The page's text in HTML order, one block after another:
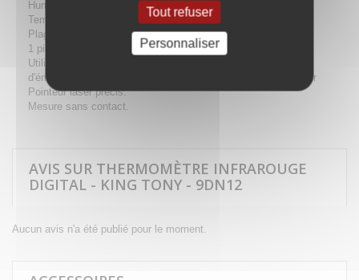
Tout refuser
Personnaliser
Humidité : 80% RH
Température de fonctionnement : 0~50° C
Plage de températures : -30 à 550°C (-22 à 1022°F)
1 pile de 9V (inclue).
Utilisation sûre et simple grâce à ses 4 boutons : sélecteur
d'émissivité 0.85 / 0.90 / 0.95, sélecteur °C / °F, pointeur laser
Pointeur laser précis.
Mesure sans contact.
AVIS SUR THERMOMÈTRE INFRAROUGE
DIGITAL - KING TONY - 9DN12
Aucun avis n'a été publié pour le moment.